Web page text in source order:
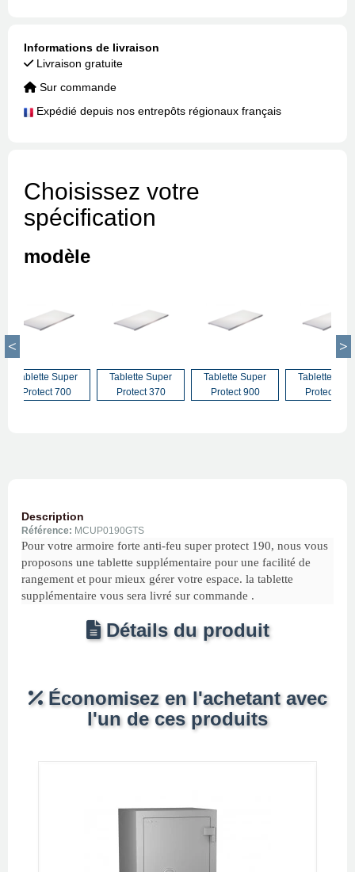
Choisissez votre
spécification
modèle
Tablette Super
Protect 700
Tablette Super
Protect 370
Tablette Super
Protect 900
Tablette
Protect 400
Informations de livraison
Livraison gratuite
Sur commande
Expédié depuis nos entrepôts régionaux français
Description
Référence: MCUP0190GTS
Pour votre armoire forte anti-feu super protect 190, nous vous
proposons une tablette supplémentaire pour une facilité de
rangement et pour mieux gérer votre espace. la tablette
supplémentaire vous sera livré sur commande .
Détails du produit
Économisez en l'achetant avec
l'un de ces produits